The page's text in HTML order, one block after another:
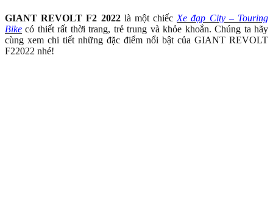
GIANT REVOLT F2 2022là một chiếc Xe đạp City – Touring
Bike có thiết rất thời trang, trẻ trung và khỏe khoắn. Chúng ta hãy
cùng xem chi tiết những đặc điểm nổi bật của GIANT REVOLT
F22022 nhé!